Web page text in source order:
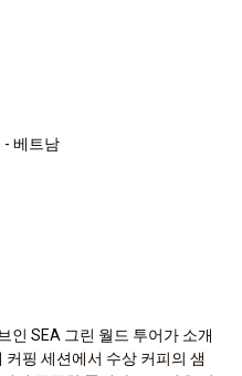
- 베트남
인 SEA 그린 월드 투어가 소개
핑 세션에서 수상 커피의 샘